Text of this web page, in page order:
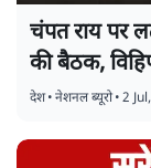
चंपत राय पर
की बैठक,
देश•नेशनल ब्यूरो•2